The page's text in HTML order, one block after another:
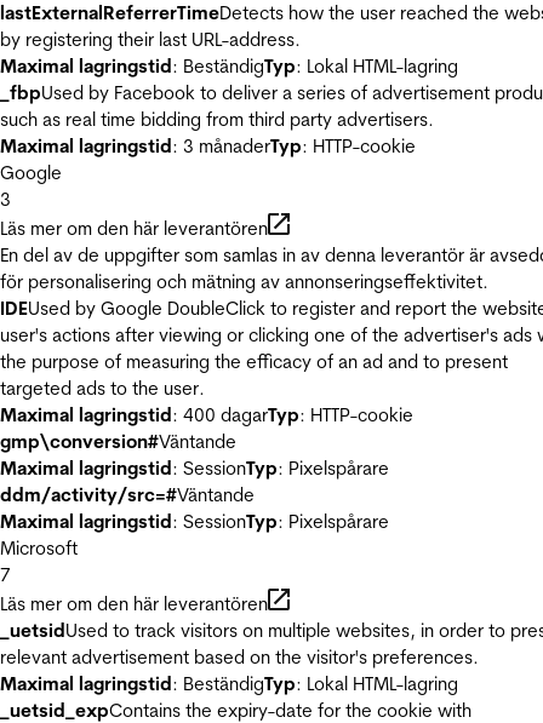
lastExternalReferrerTimeDetects how the user reached the
by registering their last URL-address.
Maximal lagringstid: BeständigTyp: Lokal HTML-lagring
_fbpUsed by Facebook to deliver a series of advertisement
such as real time bidding from third party advertisers.
Maximal lagringstid: 3 månaderTyp: HTTP-cookie
Google
3
Läs mer om den här leverantören
En del av de uppgifter som samlas in av denna leverantör är
för personalisering och mätning av annonseringseffektivitet.
IDEUsed by Google DoubleClick to register and report the
user's actions after viewing or clicking one of the advertiser's ads
the purpose of measuring the efficacy of an ad and to present
targeted ads to the user.
Maximal lagringstid: 400 dagarTyp: HTTP-cookie
gmp\conversion#Väntande
Maximal lagringstid: SessionTyp: Pixelspårare
ddm/activity/src=#Väntande
Maximal lagringstid: SessionTyp: Pixelspårare
Microsoft
7
Läs mer om den här leverantören
_uetsidUsed to track visitors on multiple websites, in order to
relevant advertisement based on the visitor's preferences.
Maximal lagringstid: BeständigTyp: Lokal HTML-lagring
_uetsid_expContains the expiry-date for the cookie with